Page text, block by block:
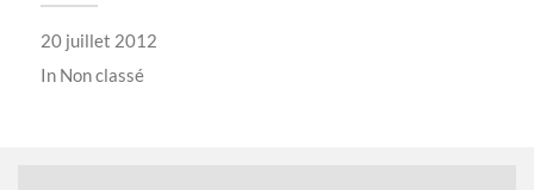
20 juillet 2012
In Non classé